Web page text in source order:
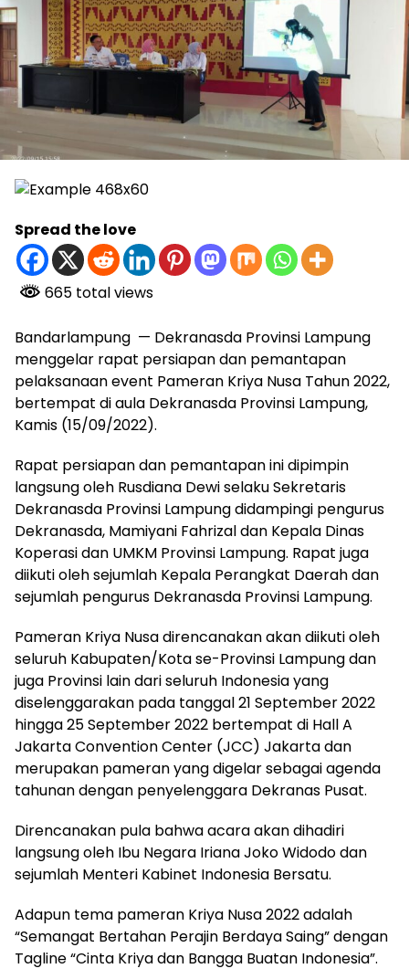
Spread the love
665 total views
Bandarlampung — Dekranasda Provinsi Lampung
menggelar rapat persiapan dan pemantapan
pelaksanaan event Pameran Kriya Nusa Tahun 2022,
bertempat di aula Dekranasda Provinsi Lampung,
Kamis (15/09/2022).
Rapat persiapan dan pemantapan ini dipimpin
langsung oleh Rusdiana Dewi selaku Sekretaris
Dekranasda Provinsi Lampung didampingi pengurus
Dekranasda, Mamiyani Fahrizal dan Kepala Dinas
Koperasi dan UMKM Provinsi Lampung. Rapat juga
diikuti oleh sejumlah Kepala Perangkat Daerah dan
sejumlah pengurus Dekranasda Provinsi Lampung.
Pameran Kriya Nusa direncanakan akan diikuti oleh
seluruh Kabupaten/Kota se-Provinsi Lampung dan
juga Provinsi lain dari seluruh Indonesia yang
diselenggarakan pada tanggal 21 September 2022
hingga 25 September 2022 bertempat di Hall A
Jakarta Convention Center (JCC) Jakarta dan
merupakan pameran yang digelar sebagai agenda
tahunan dengan penyelenggara Dekranas Pusat.
Direncanakan pula bahwa acara akan dihadiri
langsung oleh Ibu Negara Iriana Joko Widodo dan
sejumlah Menteri Kabinet Indonesia Bersatu.
Adapun tema pameran Kriya Nusa 2022 adalah
“Semangat Bertahan Perajin Berdaya Saing” dengan
Tagline “Cinta Kriya dan Bangga Buatan Indonesia”.